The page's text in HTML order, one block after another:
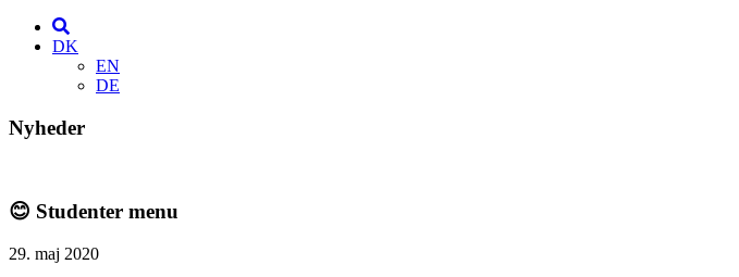
DK
EN
DE
Nyheder
😊 Studenter menu
29. maj 2020